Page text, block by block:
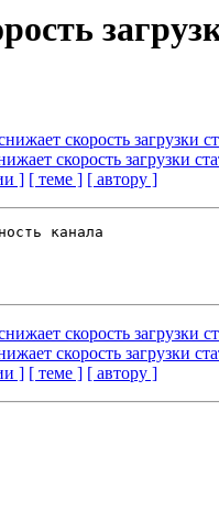
скорость загрузки
скорость загрузки
] [ теме ] [ автору ]
скорость загрузки
скорость загрузки
] [ теме ] [ автору ]